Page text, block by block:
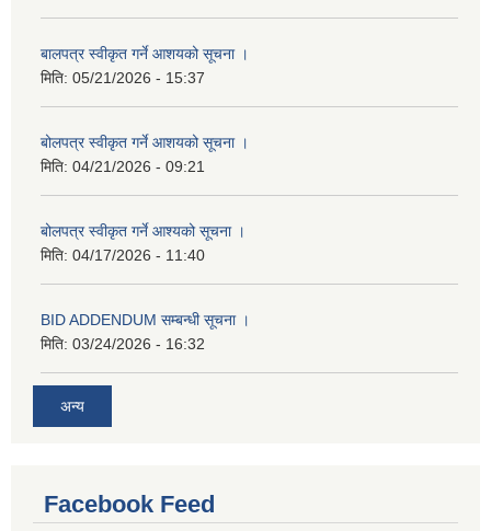
बालपत्र स्वीकृत गर्ने आशयको सूचना ।
मिति: 05/21/2026 - 15:37
बोलपत्र स्वीकृत गर्ने आशयको सूचना ।
मिति: 04/21/2026 - 09:21
बोलपत्र स्वीकृत गर्ने आश्यको सूचना ।
मिति: 04/17/2026 - 11:40
BID ADDENDUM सम्बन्धी सूचना ।
मिति: 03/24/2026 - 16:32
अन्य
Facebook Feed